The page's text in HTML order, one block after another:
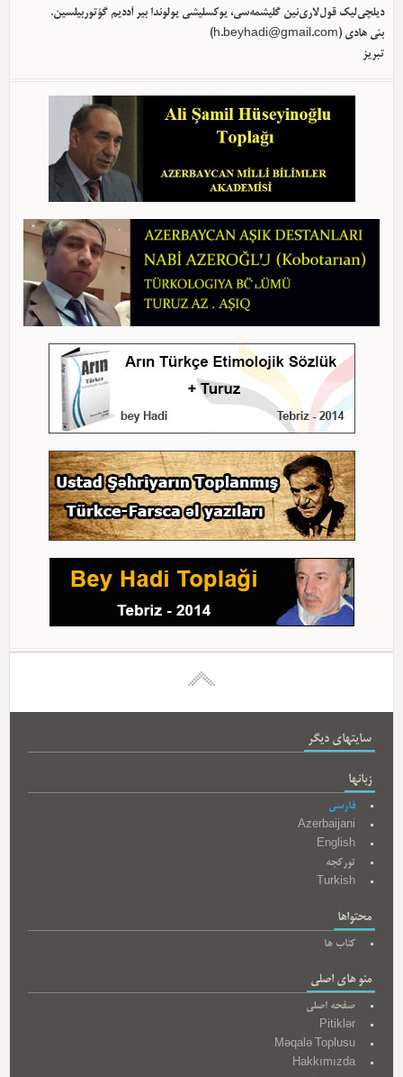
دیلچی‌لیک قول‌لاری‌نین گلیشمه‌سی، یوکسلیشی یولوندا بیر آددیم گؤتوربیلسین.
بئی هادی (h.beyhadi@gmail.com
)
تبریز
سایتهای دیگر
زبانها
فارسی
Azerbaijani
English
تورکجه
Turkish
محتواها
کتاب ها
منو های اصلی
صفحه اصلی
Pitiklər
Məqalə Toplusu
Hakkımızda